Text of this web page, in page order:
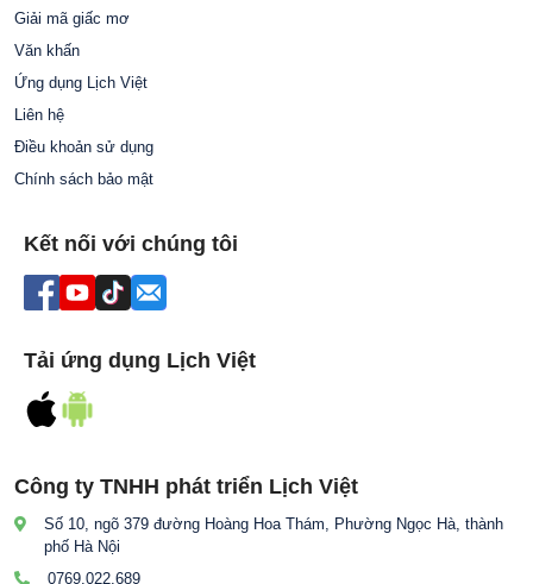
Công ty TNHH phát triển Lịch Việt
Số 10, ngõ 379 đường Hoàng Hoa Thám, Phường Ngọc Hà, thành
phố Hà Nội
0769.022.689
Giải mã giấc mơ
Văn khấn
Ứng dụng Lịch Việt
Liên hệ
Điều khoản sử dụng
Chính sách bảo mật
Kết nối với chúng tôi
Tải ứng dụng Lịch Việt